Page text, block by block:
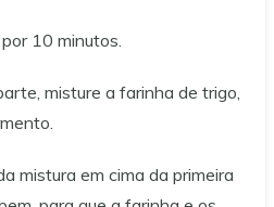
10 minutos.
misture a farinha de trigo,
mistura em cima da primeira